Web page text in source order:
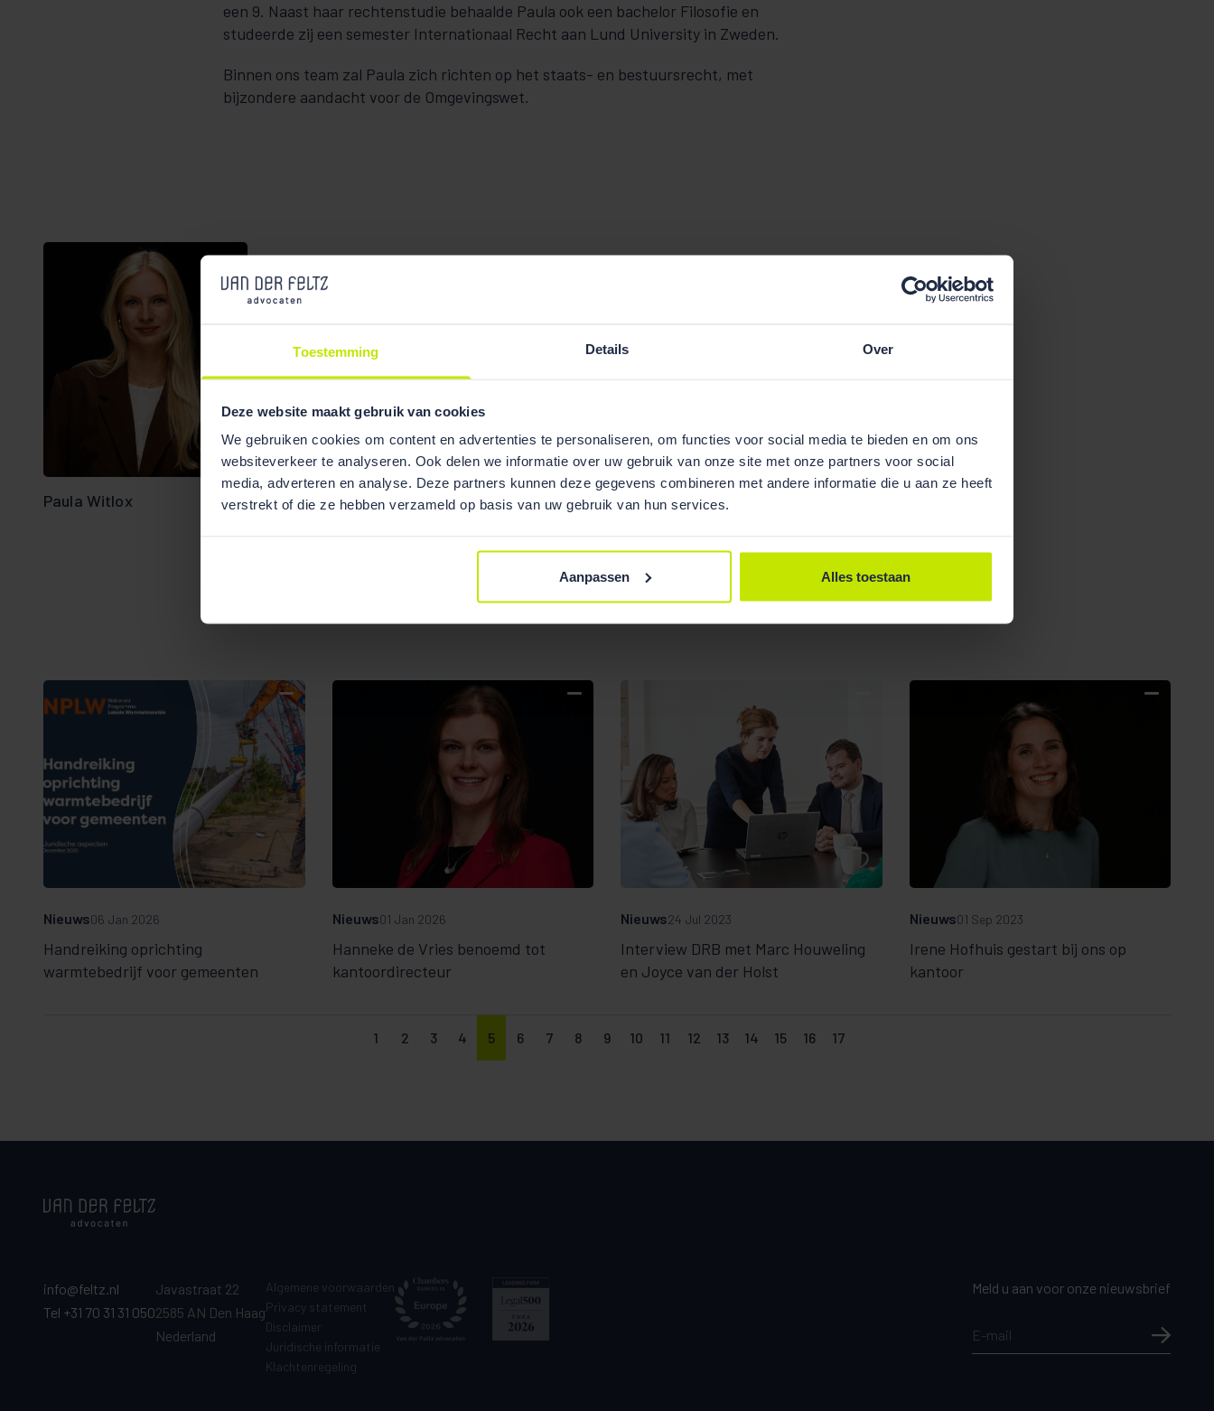
Toestemming Details Over
Deze website maakt gebruik van cookies
We gebruiken cookies om content en advertenties te personaliseren, om functies voor social media te bieden en om ons
websiteverkeer te analyseren. Ook delen we informatie over uw gebruik van onze site met onze partners voor social
media, adverteren en analyse. Deze partners kunnen deze gegevens combineren met andere informatie die u aan ze heeft
verstrekt of die ze hebben verzameld op basis van uw gebruik van hun services.
Aanpassen Alles toestaan
een 9. Naast haar rechtenstudie behaalde Paula ook een bachelor Filosofie en
studeerde zij een semester Internationaal Recht aan Lund University in Zweden.
Binnen ons team zal Paula zich richten op het staats- en bestuursrecht, met
bijzondere aandacht voor de Omgevingswet.
Paula Witlox
Bekijk team
overzicht
Handreiking oprichting
warmtebedrijf voor gemeenten
Nieuws06 Jan 2026
Hanneke de Vries benoemd tot
kantoordirecteur
Nieuws01 Jan 2026
Interview DRB met Marc Houweling
en Joyce van der Holst
Nieuws24 Jul 2023
Irene Hofhuis gestart bij ons op
kantoor
Nieuws01 Sep 2023
1 2 3 4 5 6 7 8 9 10 11 12 13 14 15 16 17
info@feltz.nl
Tel +31 70 31 31 050
Javastraat 22
2585 AN Den Haag
Nederland
Algemene voorwaarden
Privacy statement
Disclaimer
Juridische informatie
Klachtenregeling
Meld u aan voor onze nieuwsbrief